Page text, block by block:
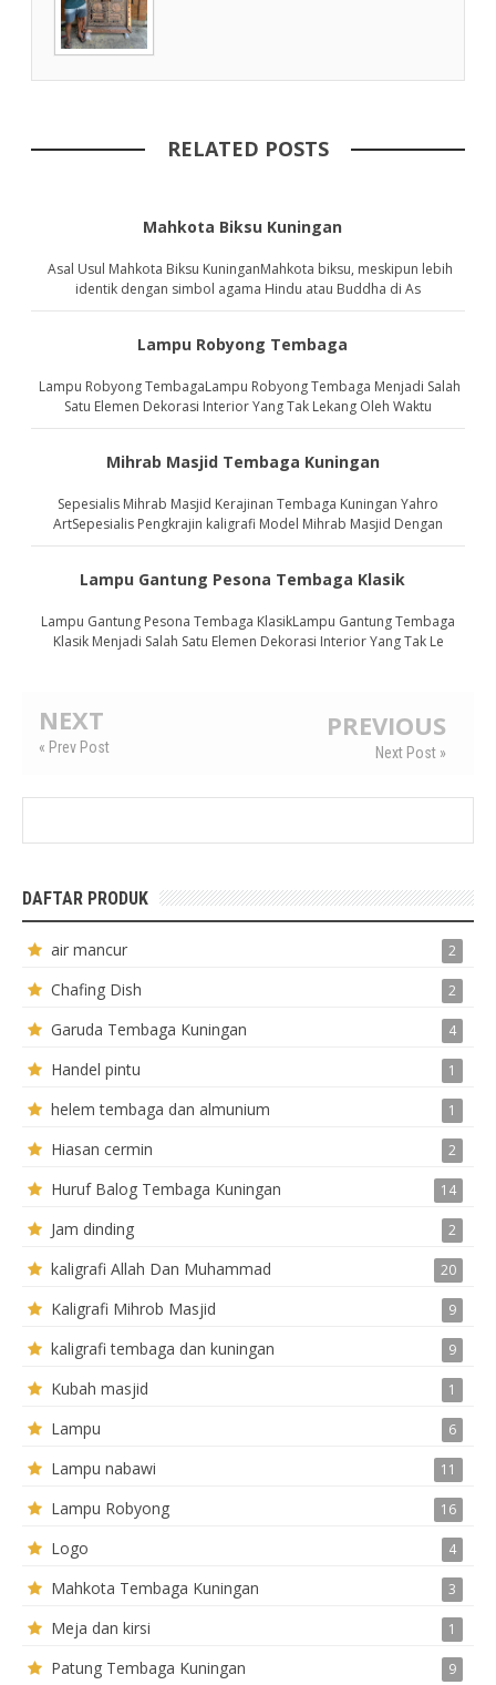
RELATED POSTS
Mahkota Biksu Kuningan
Asal Usul Mahkota Biksu KuninganMahkota biksu, meskipun lebih
identik dengan simbol agama Hindu atau Buddha di As
Lampu Robyong Tembaga
Lampu Robyong TembagaLampu Robyong Tembaga Menjadi Salah
Satu Elemen Dekorasi Interior Yang Tak Lekang Oleh Waktu
Mihrab Masjid Tembaga Kuningan
Sepesialis Mihrab Masjid Kerajinan Tembaga Kuningan Yahro
ArtSepesialis Pengkrajin kaligrafi Model Mihrab Masjid Dengan
Lampu Gantung Pesona Tembaga Klasik
Lampu Gantung Pesona Tembaga KlasikLampu Gantung Tembaga
Klasik Menjadi Salah Satu Elemen Dekorasi Interior Yang Tak Le
NEXT
« Prev Post
PREVIOUS
Next Post »
DAFTAR PRODUK
air mancur 2
Chafing Dish 2
Garuda Tembaga Kuningan 4
Handel pintu 1
helem tembaga dan almunium 1
Hiasan cermin 2
Huruf Balog Tembaga Kuningan 14
Jam dinding 2
kaligrafi Allah Dan Muhammad 20
Kaligrafi Mihrob Masjid 9
kaligrafi tembaga dan kuningan 9
Kubah masjid 1
Lampu 6
Lampu nabawi 11
Lampu Robyong 16
Logo 4
Mahkota Tembaga Kuningan 3
Meja dan kirsi 1
Patung Tembaga Kuningan 9